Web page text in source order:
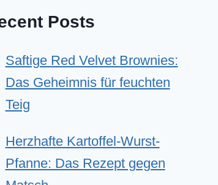
Posts
Saftige Red Velvet Brownies:
Das Geheimnis für feuchten
Teig
Herzhafte Kartoffel-Wurst-
Pfanne: Das Rezept gegen